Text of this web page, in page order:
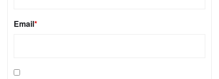
Email*